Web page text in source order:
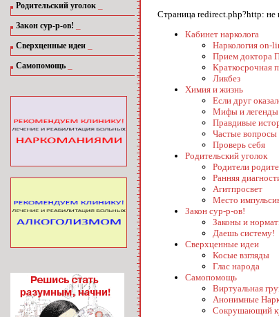
Родительский уголок
Закон сур-р-ов!
Сверхценные идеи
Самопомощь
Страница redirect.php?http: не
Кабинет нарколога
Наркология on-
Прием доктора
Краткосрочная
Ликбез
Химия и жизнь
Если друг
Мифы и легенды
Правдивые
Частые вопросы
Проверь себя
Родительский уголок
Родители
Ранняя
Агитпросвет
Место
Закон сур-р-ов!
Законы и
Даешь систему!
Сверхценные идеи
Косые взгляды
Глас народа
Самопомощь
Виртуальная
Анонимные
Сокрушающий